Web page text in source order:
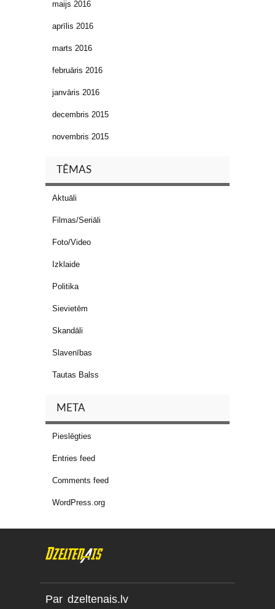
maijs 2016
aprīlis 2016
marts 2016
februāris 2016
janvāris 2016
decembris 2015
novembris 2015
TĒMAS
Aktuāli
Filmas/Seriāli
Foto/Video
Izklaide
Politika
Sievietēm
Skandāli
Slavenības
Tautas Balss
META
Pieslēgties
Entries feed
Comments feed
WordPress.org
Par dzeltenais.lv